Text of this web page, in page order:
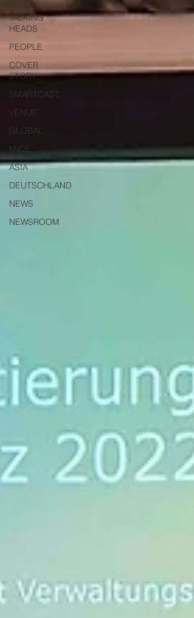
TALKING
HEADS
PEOPLE
COVER
STORY
SMARTCAST
VENUE
GLOBAL
MICE
ASIA
DEUTSCHLAND
NEWS
NEWSROOM